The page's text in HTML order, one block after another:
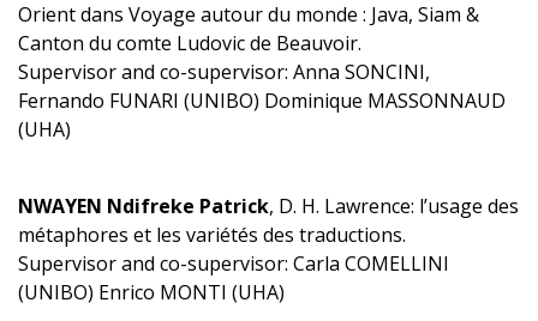
Orient dans Voyage autour du monde : Java, Siam &
Canton du comte Ludovic de Beauvoir.
Supervisor and co-supervisor: Anna SONCINI,
Fernando FUNARI (UNIBO) Dominique MASSONNAUD
(UHA)
NWAYEN Ndifreke Patrick, D. H. Lawrence: l’usage des
métaphores et les variétés des traductions.
Supervisor and co-supervisor: Carla COMELLINI
(UNIBO) Enrico MONTI (UHA)